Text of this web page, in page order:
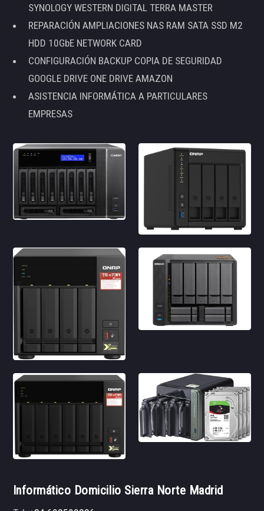
SYNOLOGY WESTERN DIGITAL TERRA MASTER
REPARACIÓN AMPLIACIONES NAS RAM SATA SSD M2
HDD 10GbE NETWORK CARD
CONFIGURACIÓN BACKUP COPIA DE SEGURIDAD
GOOGLE DRIVE ONE DRIVE AMAZON
ASISTENCIA INFORMÁTICA A PARTICULARES
EMPRESAS
Informático Domicilio Sierra Norte Madrid